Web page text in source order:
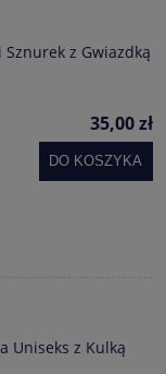
z Gwiazdką
35,00 zł
DO KOSZYKA
Uniseks z Kulką